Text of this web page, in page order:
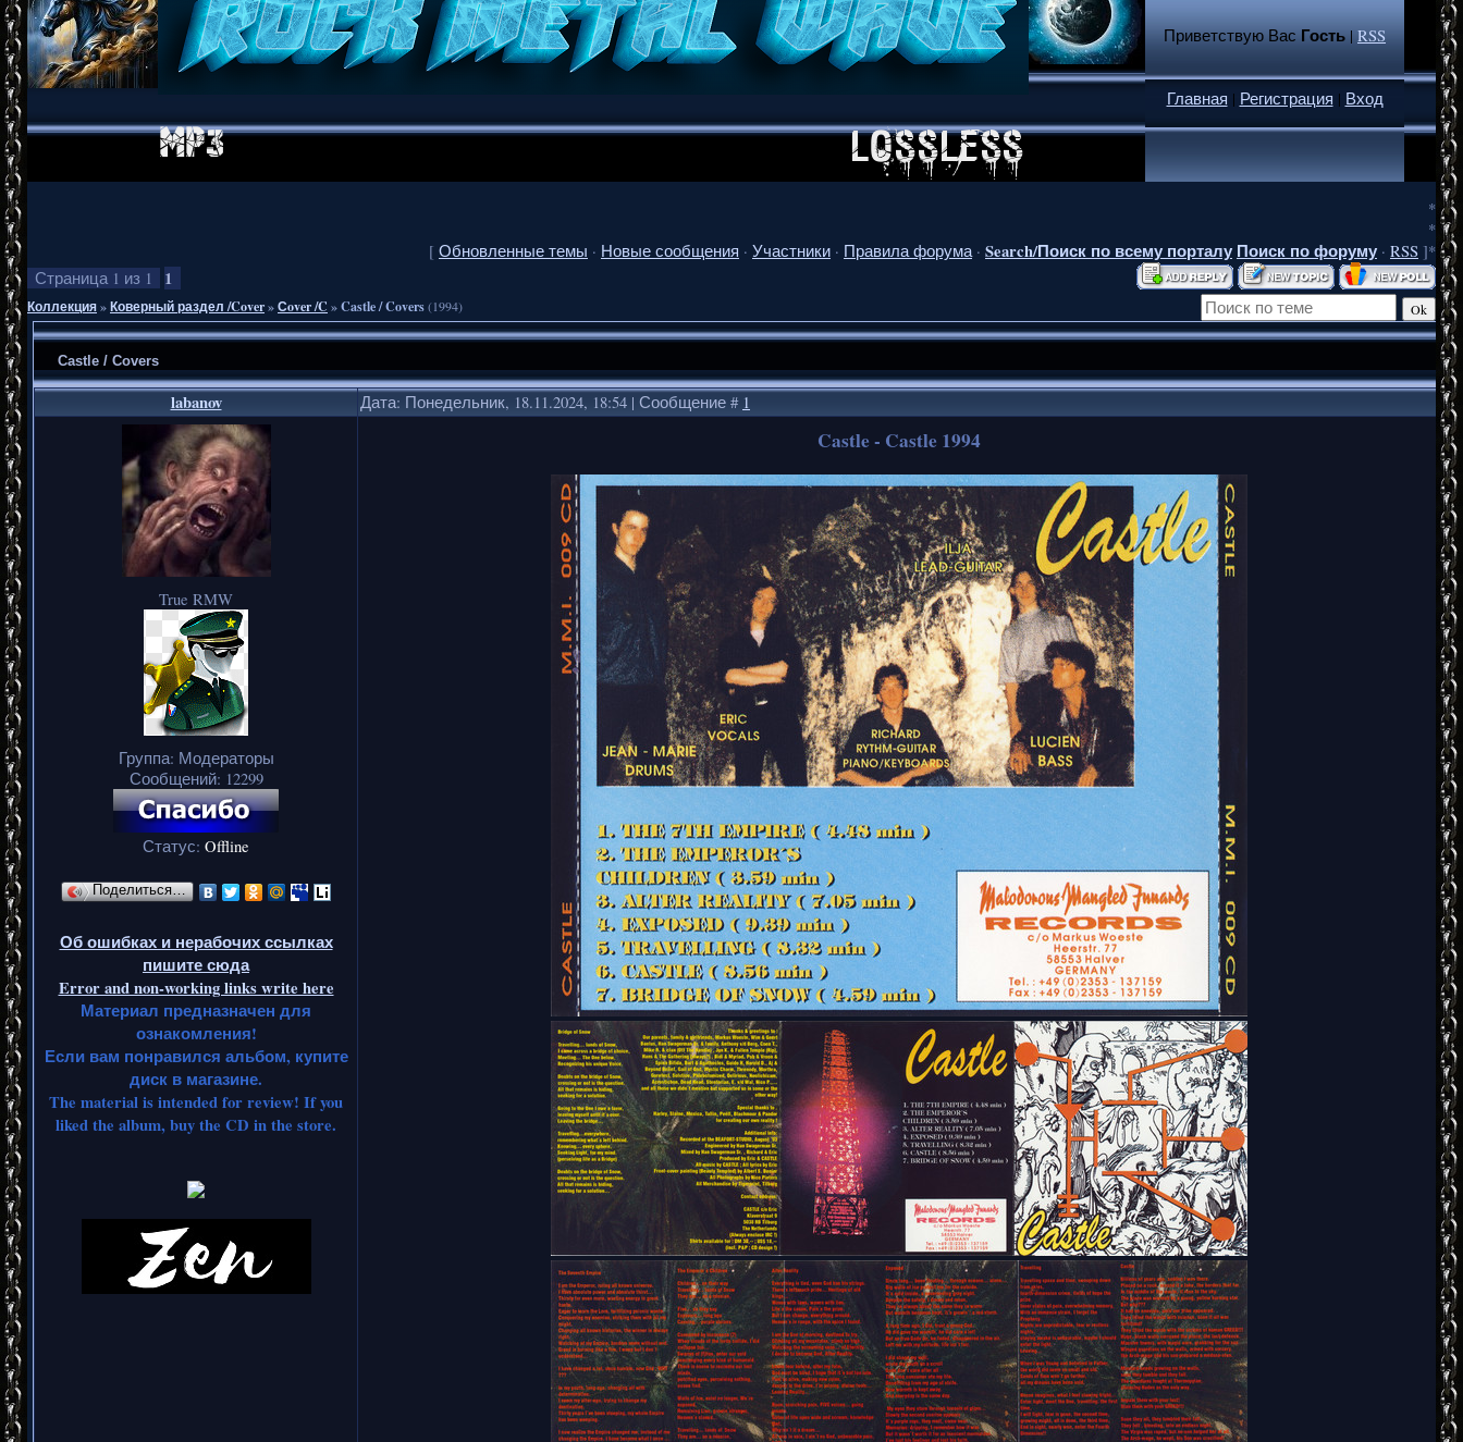
Приветствую Вас Гость|RSS
Главная | Регистрация | Вход
*
*
[ Обновленные темы · Новые сообщения · Участники · Правила форума · Search/Поиск по всему порталу Поиск по форуму · RSS ]*
Страница 1 из 1 1
Коллекция»Коверный раздел /Cover»Сover /C »Castle / Covers(1994)
Castle / Covers
labanov Дата: Понедельник, 18.11.2024, 18:54 | Сообщение # 1
True RMW
Группа: Модераторы
Сообщений: 12299
Статус: Offline
Поделиться…
Об ошибках и нерабочих ссылках
пишите сюда
Error and non-working links write here
Материал предназначен для
ознакомления!
Если вам понравился альбом, купите
диск в магазине.
The material is intended for review! If you
liked the album, buy the CD in the store.
Castle - Castle 1994